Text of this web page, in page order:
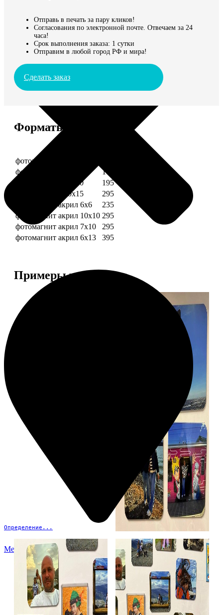
Определение...
Меню
Отправь в печать за пару кликов!
Согласования по электронной почте. Отвечаем за 24
часа!
Срок выполнения заказа: 1 сутки
Отправим в любой город РФ и мира!
Сделать заказ
Форматы и цены
Услуга
фотомагниты 6х6
фотомагнит 7х10
175
фотомагниты 10х10
195
фотомагниты 10х15
295
фотомагнит акрил 6х6
235
фотомагнит акрил 10х10 295
фотомагнит акрил 7х10
295
фотомагнит акрил 6х13
395
Примеры работ